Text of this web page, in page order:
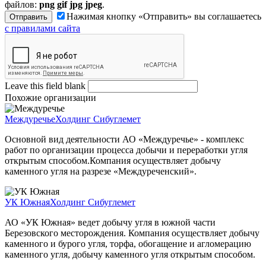
файлов: png gif jpg jpeg.
Нажимая кнопку «Отправить» вы соглашаетесь
с правилами сайта
Leave this field blank
Похожие организации
МеждуречьеХолдинг Сибуглемет
Основной вид деятельности АО «Междуречье» - комплекс
работ по организации процесса добычи и переработки угля
открытым способом.Компания осуществляет добычу
каменного угля на разрезе «Междуреченский».
УК ЮжнаяХолдинг Сибуглемет
АО «УК Южная» ведет добычу угля в южной части
Березовского месторождения. Компания осуществляет добычу
каменного и бурого угля, торфа, обогащение и агломерацию
каменного угля, добычу каменного угля открытым способом.